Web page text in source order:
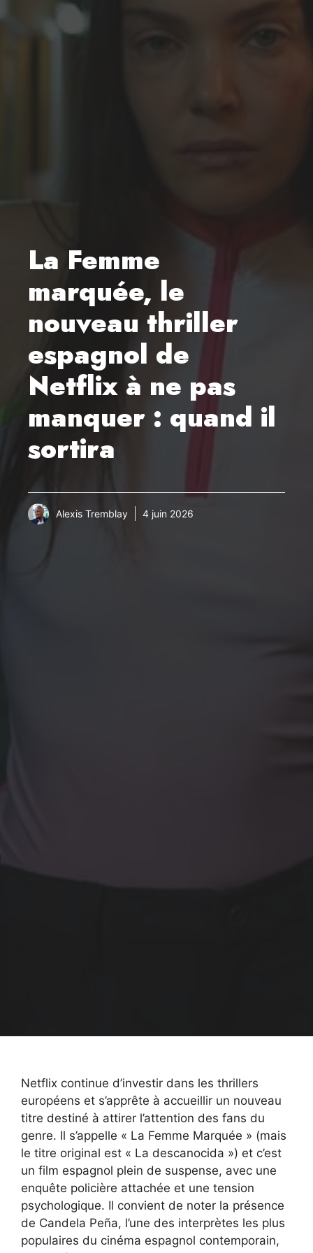
La Femme
marquée, le
nouveau thriller
espagnol de
Netflix à ne pas
manquer : quand il
sortira
Alexis Tremblay 4 juin 2026
Netflix continue d’investir dans les thrillers
européens et s’apprête à accueillir un nouveau
titre destiné à attirer l’attention des fans du
genre. Il s’appelle « La Femme Marquée » (mais
le titre original est « La descanocida ») et c’est
un film espagnol plein de suspense, avec une
enquête policière attachée et une tension
psychologique. Il convient de noter la présence
de Candela Peña, l’une des interprètes les plus
populaires du cinéma espagnol contemporain,